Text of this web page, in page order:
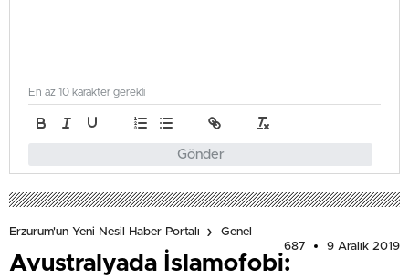
Gönder
En az 10 karakter gerekli
Erzurum'un Yeni Nesil Haber Portalı
Genel
687
9 Aralık 2019
Avustralyada İslamofobi: